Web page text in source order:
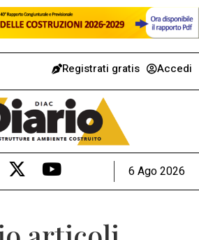
Registrati gratis Accedi
6 Ago 2026